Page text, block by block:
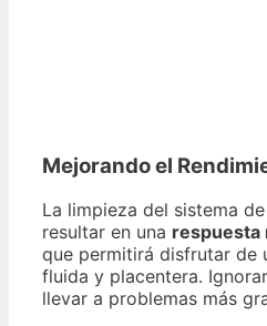
Mejorando el
La limpieza del sistema
resultar en una respuesta
que permitirá disfrutar de
fluida y placentera.
llevar a problemas más